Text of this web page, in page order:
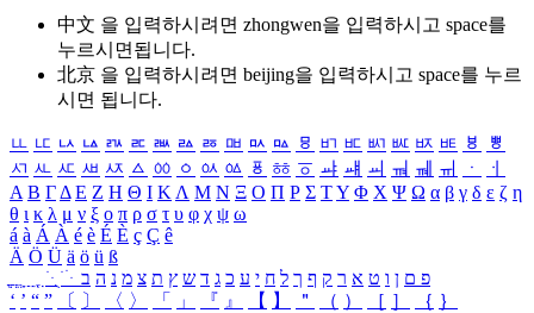
中文 을 입력하시려면 zhongwen을 입력하시고 space를
누르시면됩니다.
北京 을 입력하시려면 beijing을 입력하시고 space를 누르
시면 됩니다.
ㅥ ㅦ ㅧ ㅨ ㅩ ㅪ ㅫ ㅬ ㅭ ㅮ ㅯ ㅰ ㅱ ㅲ ㅳ ㅴ ㅵ ㅶ ㅷ ㅸ
ㅹ
ㅺ ㅻ ㅼ ㅽ ㅾ ㅿ ㆀ ㆁ ㆂ ㆃ ㆄ ㆅ ㆆ ㆇ ㆈ ㆉ ㆊ ㆋ ㆌ ㆍ
ㆎ
Α Β ΓΔ Ε Ζ Η Θ Ι ΚΛ Μ Ν Ξ Ο Π Ρ Σ ΤΥ Φ Χ Ψ Ω α β γ δ ε ζ η
θ ι κ λ μ ν ξ ο π ρ σ τ υ φ χ ψ ω
á à Á À é è É È ç Ç ê
Ä Ö Ü ä ö ü ß
ִֶֹ ֻּ ׁׂ פ ם ן ו ט א ר ק ף ך ל ח י ע כ ג ד ש ץ ת צ מ נ ה ב
‘ ’ “ ” 〔 〕 〈 〉 「 」 『 』 【 】 ＂ （ ） ［ ］ ｛ ｝